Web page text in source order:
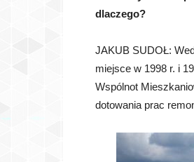
dlaczego?
JAKUB SUDOŁ:
miejsce w 1998 r. i
Wspólnot
dotowania prac